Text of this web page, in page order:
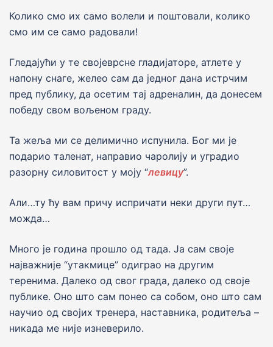
Колико смо их само волели и поштовали, колико
смо им се само радовали!
Гледајући у те својеврсне гладијаторе, атлете у
напону снаге, желео сам да једног дана истрчим
пред публику, да осетим тај адреналин, да донесем
победу свом вољеном граду.
Та жеља ми се делимично испунила. Бог ми је
подарио таленат, направио чаролију и уградио
разорну силовитост у моју “левицу”.
Али…ту ћу вам причу испричати неки други пут…
можда…
Много је година прошло од тада. Ја сам своје
најважније “утакмице” одиграо на другим
теренима. Далеко од свог града, далеко од своје
публике. Оно што сам понео са собом, оно што сам
научио од својих тренера, наставника, родитеља –
никада ме није изневерило.